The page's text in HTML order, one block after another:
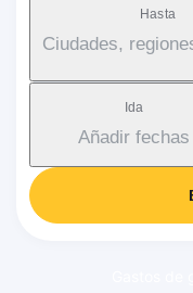
Hasta
Ciudades,
Ida
Añadir fechas